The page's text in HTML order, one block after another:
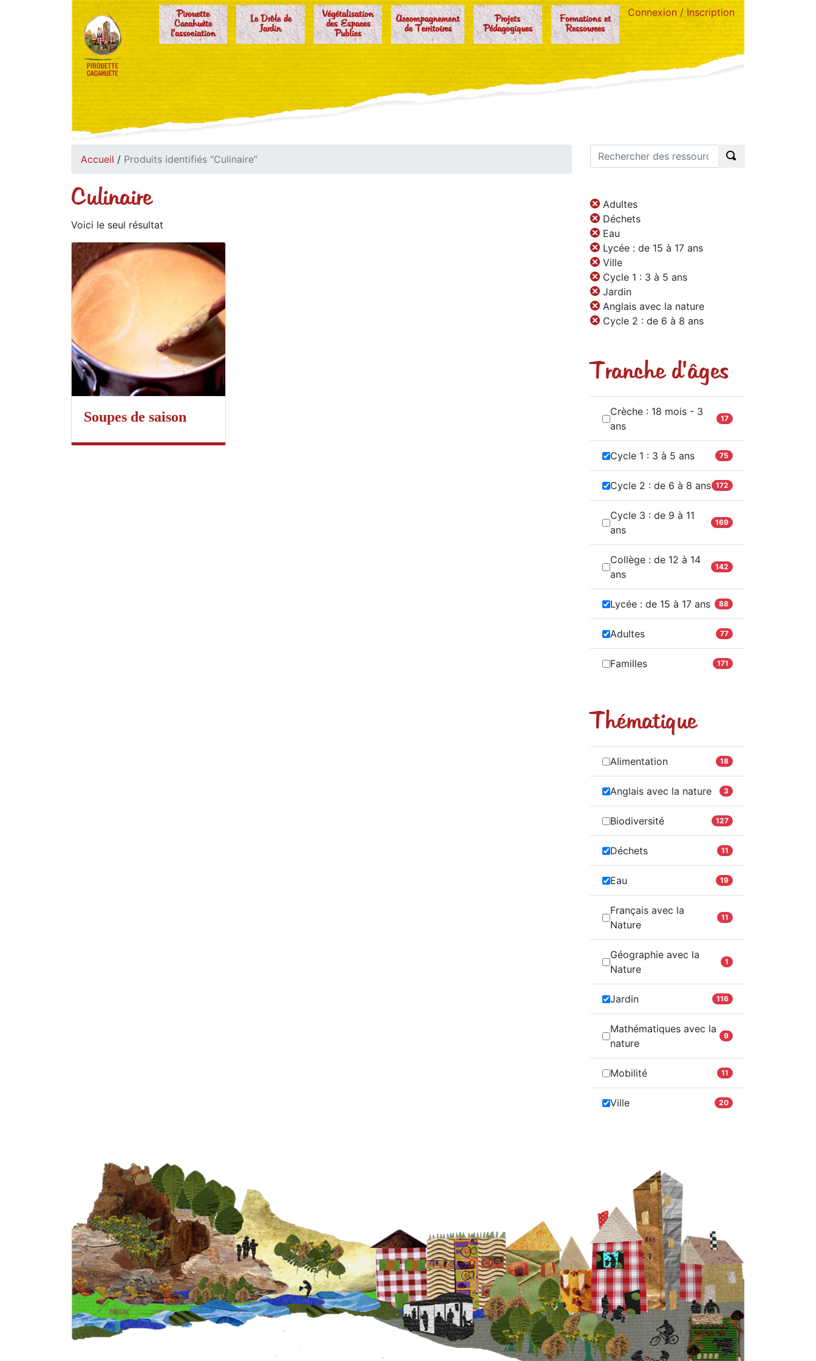
Pirouette
Cacahuète
l'association
Le Drôle de
Jardin
Végétalisation
des Espaces
Publics
Accompagnement
de Territoires
Projets
Pédagogiques
Formations et
Ressources
Connexion / Inscription
Accueil / Produits identifiés “Culinaire”
Culinaire
Voici le seul résultat
Soupes de saison
Adultes
Déchets
Eau
Lycée : de 15 à 17 ans
Ville
Cycle 1 : 3 à 5 ans
Jardin
Anglais avec la nature
Cycle 2 : de 6 à 8 ans
Tranche d'âges
Crèche : 18 mois - 3
ans
17
Cycle 1 : 3 à 5 ans 75
Cycle 2 : de 6 à 8 ans 172
Cycle 3 : de 9 à 11
ans
169
Collège : de 12 à 14
ans
142
Lycée : de 15 à 17 ans 88
Adultes 77
Familles 171
Thématique
Alimentation 18
Anglais avec la nature 3
Biodiversité 127
Déchets 11
Eau 19
Français avec la
Nature
11
Géographie avec la
Nature
1
Jardin 116
Mathématiques avec la
nature
9
Mobilité 11
Ville 20